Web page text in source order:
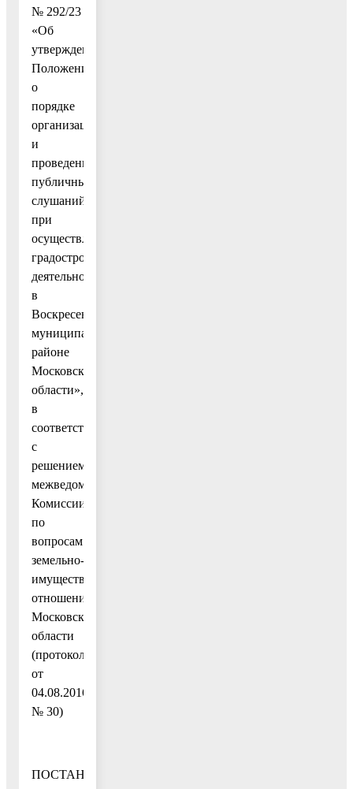
№ 292/23
«Об
утверждении
Положения
о
порядке
организации
и
проведении
публичных
слушаний
при
осуществлении
градостроительной
деятельности
в
Воскресенском
муниципальном
районе
Московской
области»,
в
соответствии
с
решением
межведомственной
Комиссии
по
вопросам
земельно-
имущественных
отношений
Московской
области
(протокол
от
04.08.2016
№ 30)
ПОСТАНОВЛЯЮ: